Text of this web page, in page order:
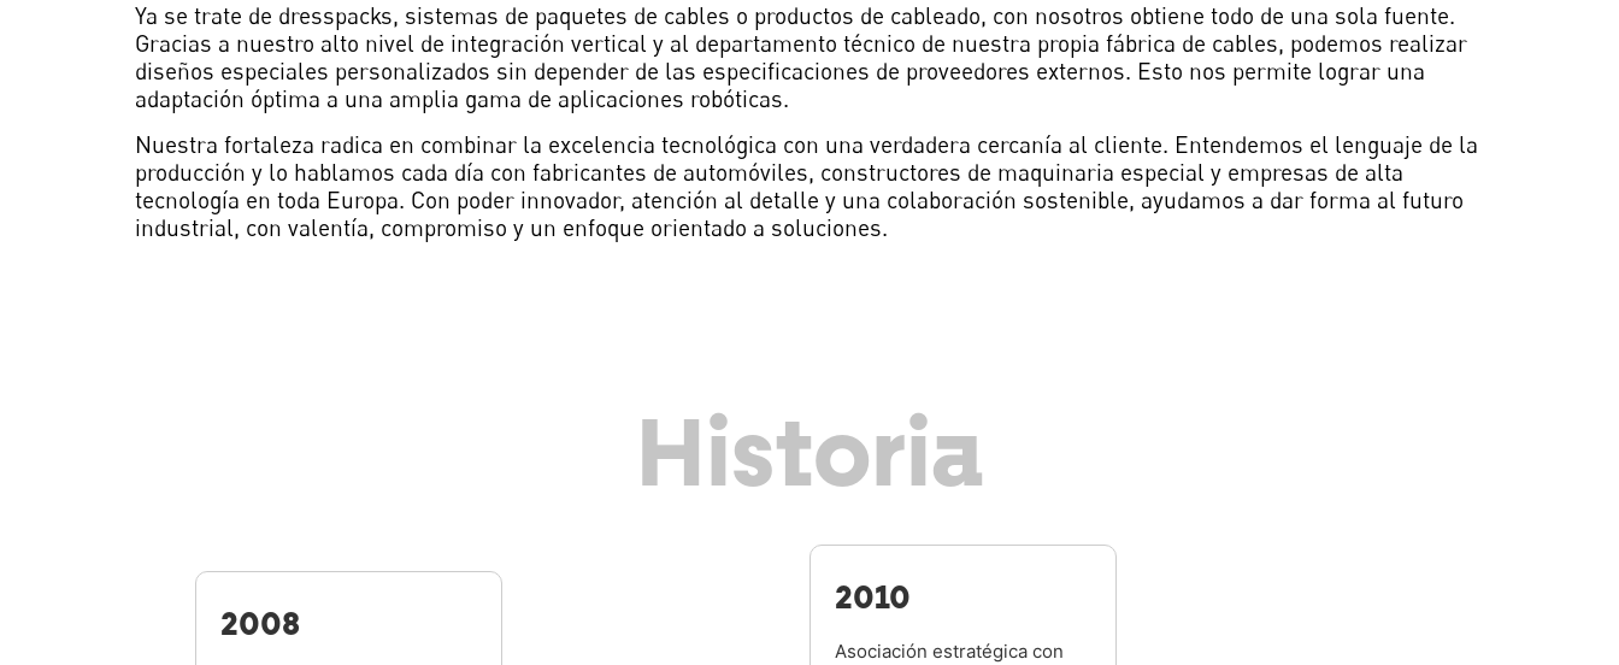
Ya se trate de dresspacks, sistemas de paquetes de cables o productos de cableado, con nosotros obtiene todo de una sola fuente.
Gracias a nuestro alto nivel de integración vertical y al departamento técnico de nuestra propia fábrica de cables, podemos realizar
diseños especiales personalizados sin depender de las especificaciones de proveedores externos. Esto nos permite lograr una
adaptación óptima a una amplia gama de aplicaciones robóticas.
Nuestra fortaleza radica en combinar la excelencia tecnológica con una verdadera cercanía al cliente. Entendemos el lenguaje de la
producción y lo hablamos cada día con fabricantes de automóviles, constructores de maquinaria especial y empresas de alta
tecnología en toda Europa. Con poder innovador, atención al detalle y una colaboración sostenible, ayudamos a dar forma al futuro
industrial, con valentía, compromiso y un enfoque orientado a soluciones.
Historia
2008
2010
Asociación estratégica con